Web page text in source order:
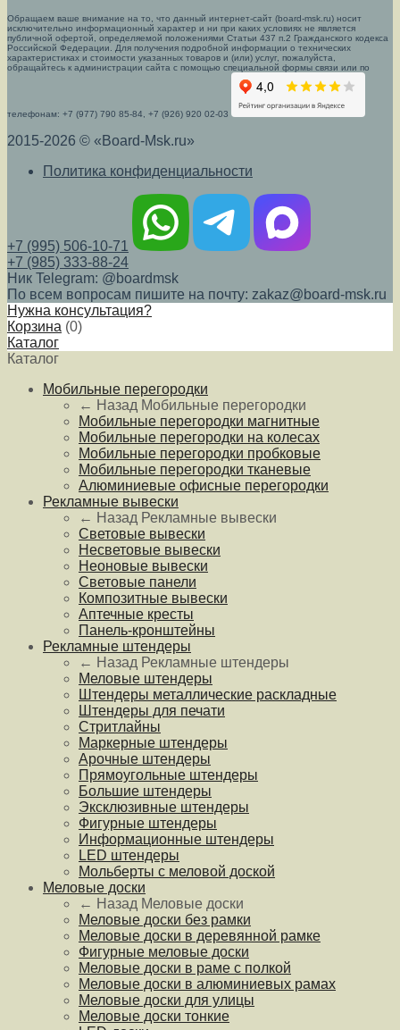
Обращаем ваше внимание на то, что данный интернет-сайт (board-msk.ru) носит
исключительно информационный характер и ни при каких условиях не является
публичной офертой, определяемой положениями Статьи 437 п.2 Гражданского кодекса
Российской Федерации. Для получения подробной информации о технических
характеристиках и стоимости указанных товаров и (или) услуг, пожалуйста,
обращайтесь к администрации сайта с помощью специальной формы связи или по
телефонам: +7 (977) 790 85-84, +7 (926) 920 02-03
2015-2026 © «Board-Msk.ru»
Политика конфиденциальности
+7 (995) 506-10-71
+7 (985) 333-88-24
Ник Telegram: @boardmsk
По всем вопросам пишите на почту: zakaz@board-msk.ru
Нужна консультация?
Корзина (0)
Каталог
Каталог
Мобильные перегородки
← Назад Мобильные перегородки
Мобильные перегородки магнитные
Мобильные перегородки на колесах
Мобильные перегородки пробковые
Мобильные перегородки тканевые
Алюминиевые офисные перегородки
Рекламные вывески
← Назад Рекламные вывески
Световые вывески
Несветовые вывески
Неоновые вывески
Световые панели
Композитные вывески
Аптечные кресты
Панель-кронштейны
Рекламные штендеры
← Назад Рекламные штендеры
Меловые штендеры
Штендеры металлические раскладные
Штендеры для печати
Стритлайны
Маркерные штендеры
Арочные штендеры
Прямоугольные штендеры
Большие штендеры
Эксклюзивные штендеры
Фигурные штендеры
Информационные штендеры
LED штендеры
Мольберты с меловой доской
Меловые доски
← Назад Меловые доски
Меловые доски без рамки
Меловые доски в деревянной рамке
Фигурные меловые доски
Меловые доски в раме с полкой
Меловые доски в алюминиевых рамах
Меловые доски для улицы
Меловые доски тонкие